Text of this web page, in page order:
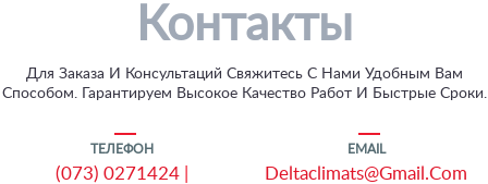
Контакты
Для Заказа И Консультаций Свяжитесь С Нами Удобным Вам
Способом. Гарантируем Высокое Качество Работ И Быстрые Сроки.
ТЕЛЕФОН
(073) 0271424
EMAIL
Deltaclimats@gmail.com